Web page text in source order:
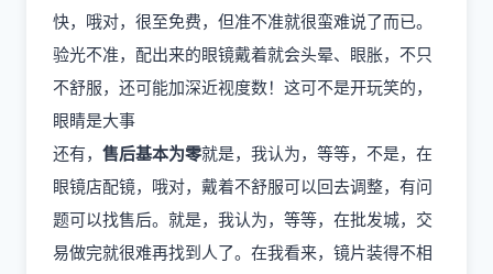
快，哦对，很至免费，但准不准就很蛮难说了而已。
验光不准，配出来的眼镜戴着就会头晕、眼胀，不只
不舒服，还可能加深近视度数！这可不是开玩笑的，
眼睛是大事
还有， 售后基本为零就是，我认为，等等，不是，在
眼镜店配镜，哦对，戴着不舒服可以回去调整，有问
题可以找售后。就是，我认为，等等，在批发城，交
易做完就很难再找到人了。在我看来，镜片装得不相